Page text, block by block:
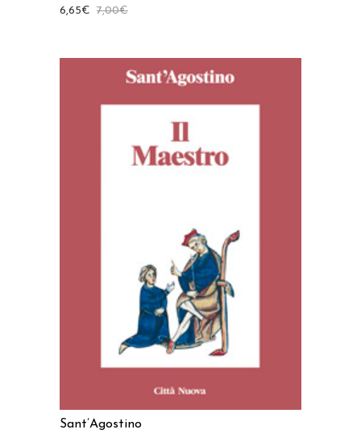
7,00€
6,65€
AGGIUNGI AL CARRELLO
Sant’Agostino